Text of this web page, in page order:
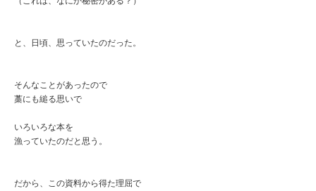
と、日頃、思っていたのだった。
そんなことがあったので
藁にも縋る思いで
いろいろな本を
漁っていたのだと思う。
だから、この資料から得た理屈で